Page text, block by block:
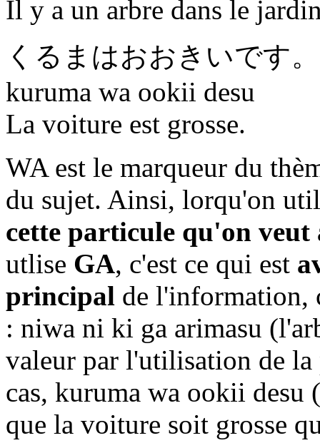
Il y a un arbre dans le
くるま はおおきいです。
kuruma wa ookii desu
La voiture est grosse.
WA est le marqueur du
du sujet. Ainsi, lorqu'on
cette particule qu'on veut
utlise GA, c'est ce qui est
principal de l'information,
: niwa ni ki ga arimasu
valeur par l'utilisation de
cas, kuruma wa ookii desu
que la voiture soit grosse